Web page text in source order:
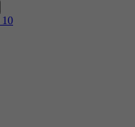
10